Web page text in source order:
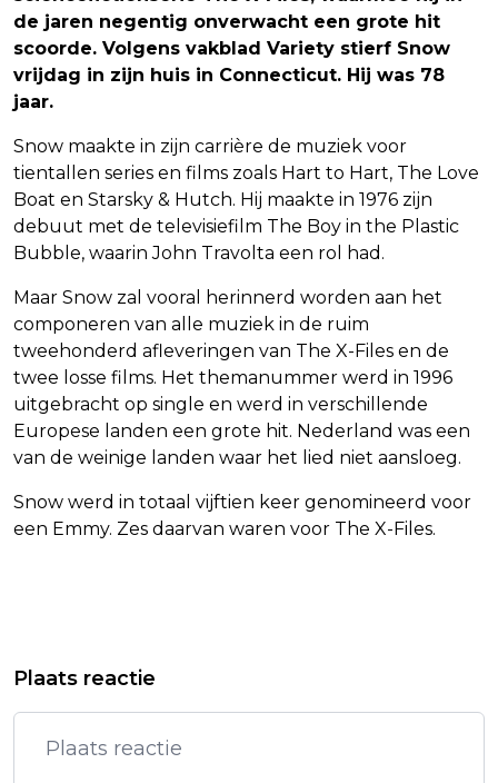
de jaren negentig onverwacht een grote hit
scoorde. Volgens vakblad Variety stierf Snow
vrijdag in zijn huis in Connecticut. Hij was 78
jaar.
Snow maakte in zijn carrière de muziek voor
tientallen series en films zoals Hart to Hart, The Love
Boat en Starsky & Hutch. Hij maakte in 1976 zijn
debuut met de televisiefilm The Boy in the Plastic
Bubble, waarin John Travolta een rol had.
Maar Snow zal vooral herinnerd worden aan het
componeren van alle muziek in de ruim
tweehonderd afleveringen van The X-Files en de
twee losse films. Het themanummer werd in 1996
uitgebracht op single en werd in verschillende
Europese landen een grote hit. Nederland was een
van de weinige landen waar het lied niet aansloeg.
Snow werd in totaal vijftien keer genomineerd voor
een Emmy. Zes daarvan waren voor The X-Files.
PROTESTEN IN SERVIË
GEVAARLIJKE STOF VRIJGEKOMEN IN
BORCULO, NL-ALERT VERSTUURD
Plaats reactie